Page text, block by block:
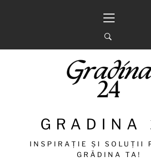
principal
GRADINA
INSPIRAȚIE ȘI SOLUȚII
GRĂDINA TA!